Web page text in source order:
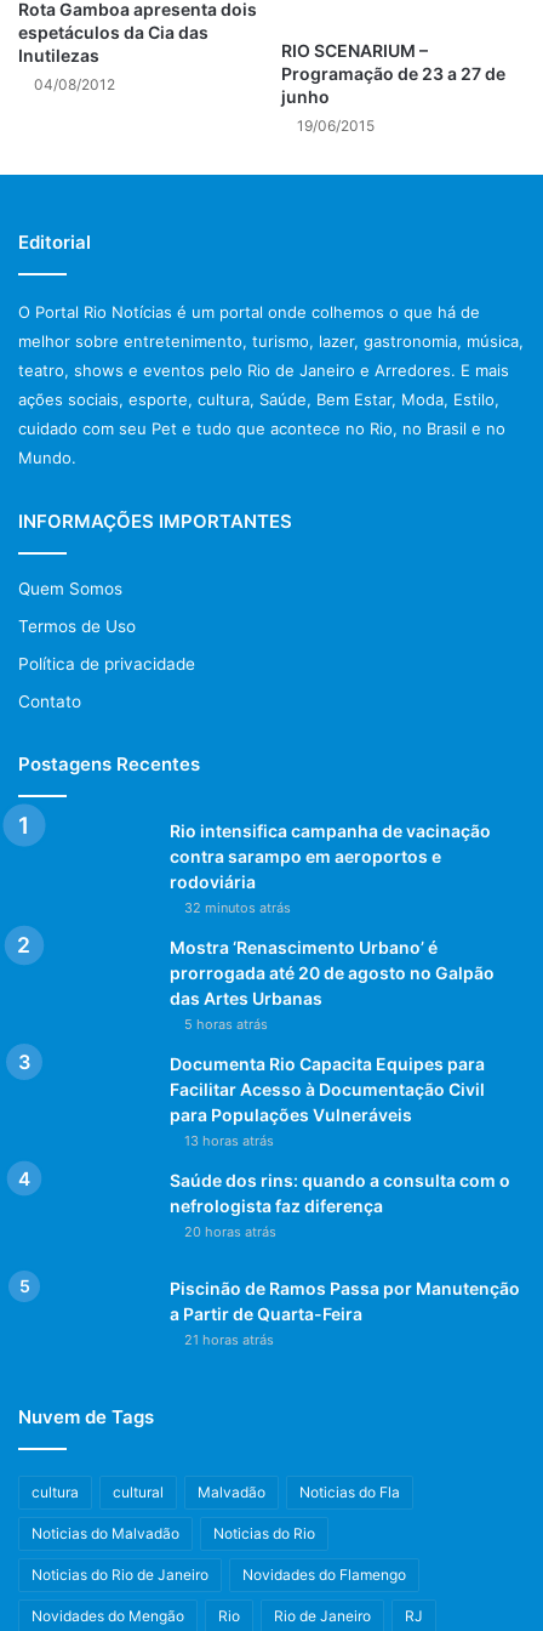
se justificaria a isenção legal. Contudo, a lei é clara e
sólida perante a jurisprudência e não exige a prova das
reciclivas da doença para a referida concessão. Vale
lembrar que isso não significa a concessão indiscriminada
e sem critérios, mas sim a garantir o mínimo existencial de
Tijuca, às 11h, em prol da conscientização e luta pela cura
a aquisição das camisas será doada ao Instituto Nacional
do Câncer (INCA RJ).
Giselle Farinhas é advogada titular da banca do escritorio
Giselle Farinhas SIA
Imagem de capa, fonte.: waldryano / www.pixabay.com
Pacheco
41 3209-8542 / 21 9.6431-9000
redacao@todacomunicacao.com.br
1.016
Rota Gamboa apresenta dois
espetáculos da Cia das
Inutilezas
04/08/2012
RIO SCENARIUM –
Programação de 23 a 27 de
junho
19/06/2015
Editorial
O Portal Rio Notícias é um portal onde colhemos o que há de
melhor sobre entretenimento, turismo, lazer, gastronomia, música,
teatro, shows e eventos pelo Rio de Janeiro e Arredores. E mais
ações sociais, esporte, cultura, Saúde, Bem Estar, Moda, Estilo,
cuidado com seu Pet e tudo que acontece no Rio, no Brasil e no
Mundo.
INFORMAÇÕES IMPORTANTES
Quem Somos
Termos de Uso
Política de privacidade
Contato
Postagens Recentes
Rio intensifica campanha de vacinação
contra sarampo em aeroportos e
rodoviária
32 minutos atrás
Mostra ‘Renascimento Urbano’ é
prorrogada até 20 de agosto no Galpão
das Artes Urbanas
5 horas atrás
Documenta Rio Capacita Equipes para
Facilitar Acesso à Documentação Civil
para Populações Vulneráveis
13 horas atrás
Saúde dos rins: quando a consulta com o
nefrologista faz diferença
20 horas atrás
Piscinão de Ramos Passa por Manutenção
a Partir de Quarta-Feira
21 horas atrás
Nuvem de Tags
cultura cultural Malvadão Noticias do Fla
Noticias do Malvadão Noticias do Rio
Noticias do Rio de Janeiro Novidades do Flamengo
Novidades do Mengão Rio Rio de Janeiro RJ